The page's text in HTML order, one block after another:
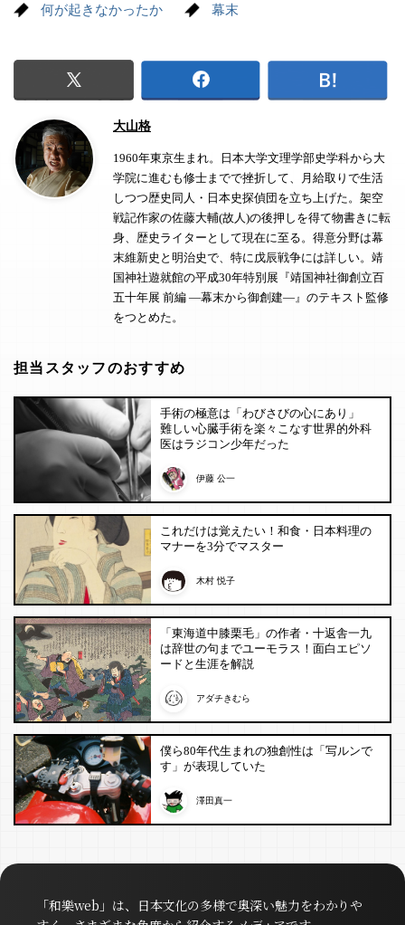
何が起きなかったか 幕末
大山格
1960年東京生まれ。日本大学文理学部史学科から大
学院に進むも修士までで挫折して、月給取りで生活
しつつ歴史同人・日本史探偵団を立ち上げた。架空
戦記作家の佐藤大輔(故人)の後押しを得て物書きに転
身、歴史ライターとして現在に至る。得意分野は幕
末維新史と明治史で、特に戊辰戦争には詳しい。靖
国神社遊就館の平成30年特別展『靖国神社御創立百
五十年展 前編 ―幕末から御創建―』のテキスト監修
をつとめた。
担当スタッフのおすすめ
手術の極意は「わびさびの心にあり」
難しい心臓手術を楽々こなす世界的外科
医はラジコン少年だった
伊藤 公一
これだけは覚えたい！和食・日本料理の
マナーを3分でマスター
木村 悦子
「東海道中膝栗毛」の作者・十返舎一九
は辞世の句までユーモラス！面白エピソ
ードと生涯を解説
アダチきむら
僕ら80年代生まれの独創性は「写ルンで
す」が表現していた
澤田真一
「和樂web」は、日本文化の多様で奥深い魅力をわかりや